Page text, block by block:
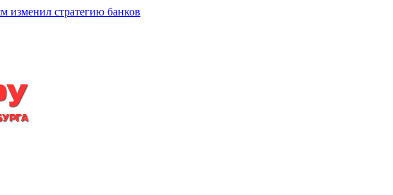
изменил стратегию банков